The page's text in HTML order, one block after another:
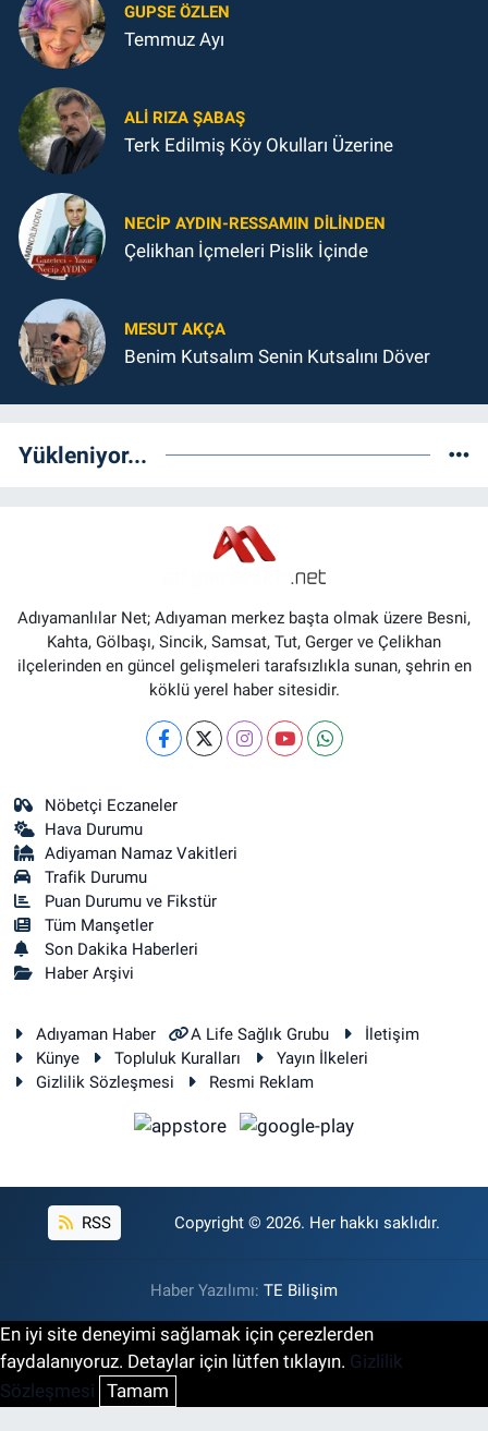
GUPSE ÖZLEN
Temmuz Ayı
ALI RIZA ŞABAŞ
Terk Edilmiş Köy Okulları Üzerine
NECIP AYDIN-RESSAMIN DILINDEN
Çelikhan İçmeleri Pislik İçinde
MESUT AKÇA
Benim Kutsalım Senin Kutsalını Döver
Yükleniyor...
Adıyamanlılar Net; Adıyaman merkez başta olmak üzere Besni,
Kahta, Gölbaşı, Sincik, Samsat, Tut, Gerger ve Çelikhan
ilçelerinden en güncel gelişmeleri tarafsızlıkla sunan, şehrin en
köklü yerel haber sitesidir.
Nöbetçi Eczaneler
Hava Durumu
Adiyaman Namaz Vakitleri
Trafik Durumu
Puan Durumu ve Fikstür
Tüm Manşetler
Son Dakika Haberleri
Haber Arşivi
Adıyaman Haber A Life Sağlık Grubu
İletişim
Künye
Topluluk Kuralları
Yayın İlkeleri
Gizlilik Sözleşmesi
Resmi Reklam
RSS Copyright © 2026. Her hakkı saklıdır.
Haber Yazılımı: TE Bilişim
En iyi site deneyimi sağlamak için çerezlerden
faydalanıyoruz. Detaylar için lütfen tıklayın. Gizlilik
Sözleşmesi Tamam